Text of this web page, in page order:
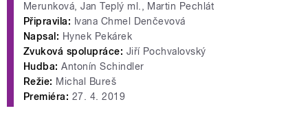
Merunková, Jan Teplý ml., Martin Pechlát
Připravila: Ivana Chmel Denčevová
Napsal: Hynek Pekárek
Zvuková spolupráce: Jiří Pochvalovský
Hudba: Antonín Schindler
Režie: Michal Bureš
Premiéra: 27. 4. 2019